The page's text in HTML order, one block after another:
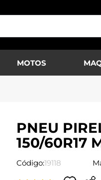
MOTOS
PNEU
150/60R17
Código:19118